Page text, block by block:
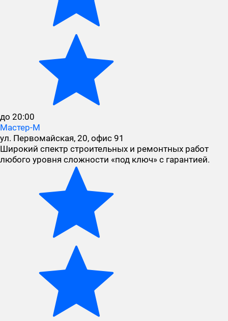
до 20:00
Мастер-М
ул. Первомайская, 20, офис 91
Широкий спектр строительных и ремонтных работ
любого уровня сложности «под ключ» с гарантией.